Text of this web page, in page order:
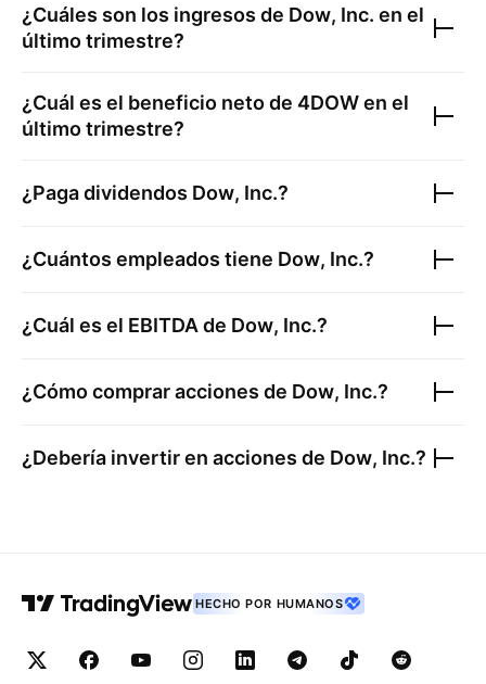
¿Cuáles son los ingresos de Dow, Inc. en el
último trimestre?
¿Cuál es el beneficio neto de 4DOWen el
último trimestre?
¿Paga dividendos Dow, Inc.?
¿Cuántos empleados tiene Dow, Inc.?
¿Cuál es el EBITDA de Dow, Inc.?
¿Cómo comprar acciones de Dow, Inc.?
¿Debería invertir en acciones de Dow, Inc.?
HECHO POR HUMANOS